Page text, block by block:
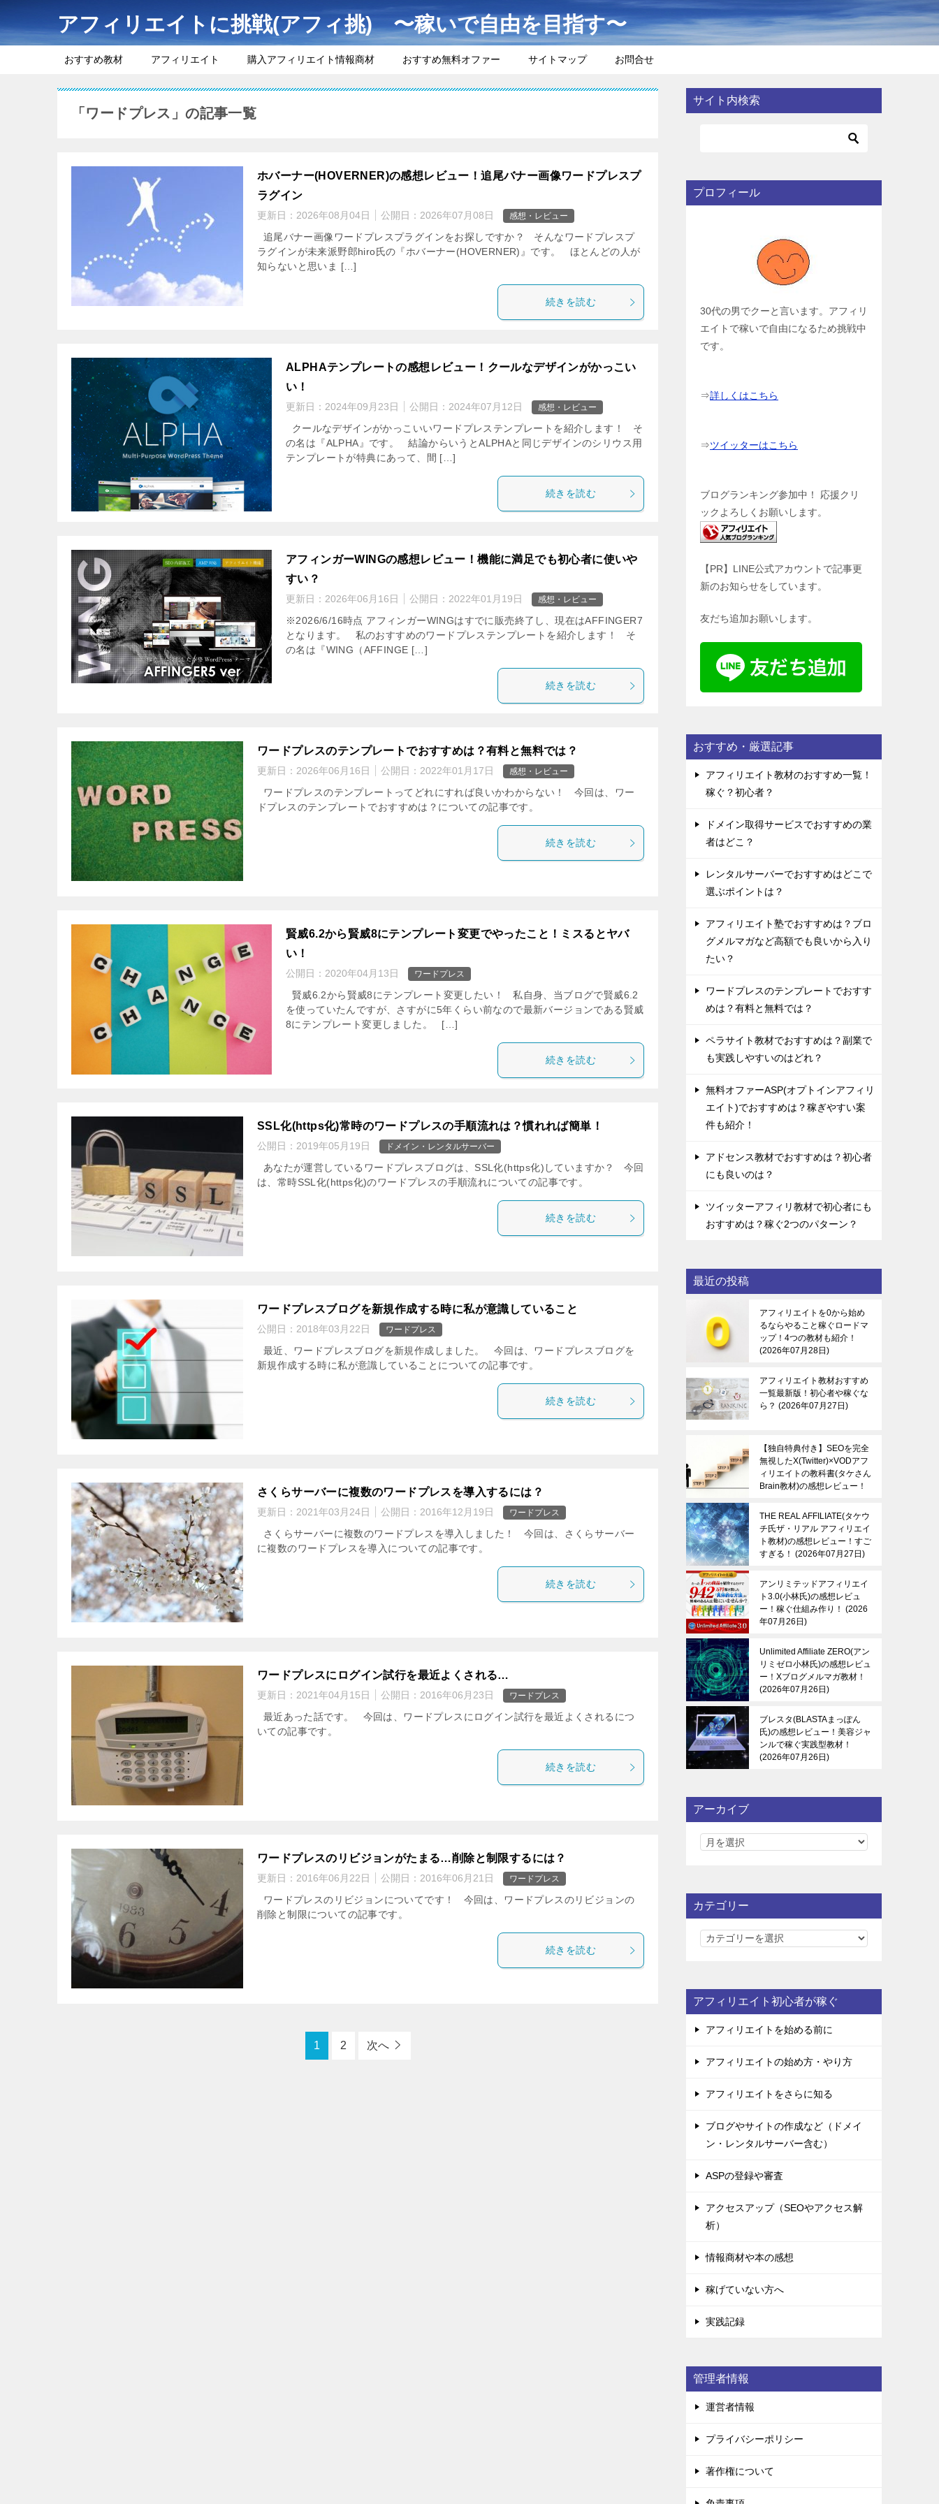
アフィリエイトに挑戦(アフィ挑) 〜稼いで自由を目指す〜
おすすめ教材 アフィリエイト 購入アフィリエイト情報商材 おすすめ無料オファー サイトマップ お問合せ
「ワードプレス」の記事一覧
ホバーナー(HOVERNER)の感想レビュー！追尾バナー画像ワードプレスプ
ラグイン
更新日： 2026年08月04日 公開日： 2026年07月08日 感想・レビュー
追尾バナー画像ワードプレスプラグインをお探しですか？ そんなワードプレスプ
ラグインが未来派野郎hiro氏の『ホバーナー(HOVERNER)』です。 ほとんどの人が
知らないと思いま […]
続きを読む
ALPHAテンプレートの感想レビュー！クールなデザインがかっこい
い！
更新日： 2024年09月23日 公開日： 2024年07月12日 感想・レビュー
クールなデザインがかっこいいワードプレステンプレートを紹介します！ そ
の名は『ALPHA』です。 結論からいうとALPHAと同じデザインのシリウス用
テンプレートが特典にあって、間 […]
続きを読む
アフィンガーWINGの感想レビュー！機能に満足でも初心者に使いや
すい？
更新日： 2026年06月16日 公開日： 2022年01月19日 感想・レビュー
※2026/6/16時点 アフィンガーWINGはすでに販売終了し、現在はAFFINGER7
となります。 私のおすすめのワードプレステンプレートを紹介します！ そ
の名は『WING（AFFINGE […]
続きを読む
ワードプレスのテンプレートでおすすめは？有料と無料では？
更新日： 2026年06月16日 公開日： 2022年01月17日 感想・レビュー
ワードプレスのテンプレートってどれにすれば良いかわからない！ 今回は、ワー
ドプレスのテンプレートでおすすめは？についての記事です。
続きを読む
賢威6.2から賢威8にテンプレート変更でやったこと！ミスるとヤバ
い！
公開日： 2020年04月13日 ワードプレス
賢威6.2から賢威8にテンプレート変更したい！ 私自身、当ブログで賢威6.2
を使っていたんですが、さすがに5年くらい前なので最新バージョンである賢威
8にテンプレート変更しました。 […]
続きを読む
SSL化(https化)常時のワードプレスの手順流れは？慣れれば簡単！
公開日： 2019年05月19日 ドメイン・レンタルサーバー
あなたが運営しているワードプレスブログは、SSL化(https化)していますか？ 今回
は、常時SSL化(https化)のワードプレスの手順流れについての記事です。
続きを読む
ワードプレスブログを新規作成する時に私が意識していること
公開日： 2018年03月22日 ワードプレス
最近、ワードプレスブログを新規作成しました。 今回は、ワードプレスブログを
新規作成する時に私が意識していることについての記事です。
続きを読む
さくらサーバーに複数のワードプレスを導入するには？
更新日： 2021年03月24日 公開日： 2016年12月19日 ワードプレス
さくらサーバーに複数のワードプレスを導入しました！ 今回は、さくらサーバー
に複数のワードプレスを導入についての記事です。
続きを読む
ワードプレスにログイン試行を最近よくされる…
更新日： 2021年04月15日 公開日： 2016年06月23日 ワードプレス
最近あった話です。 今回は、ワードプレスにログイン試行を最近よくされるにつ
いての記事です。
続きを読む
ワードプレスのリビジョンがたまる…削除と制限するには？
更新日： 2016年06月22日 公開日： 2016年06月21日 ワードプレス
ワードプレスのリビジョンについてです！ 今回は、ワードプレスのリビジョンの
削除と制限についての記事です。
続きを読む
1 2 次へ
サイト内検索
プロフィール
30代の男でクーと言います。アフィリ
エイトで稼いで自由になるため挑戦中
です。
⇒詳しくはこちら
⇒ツイッターはこちら
ブログランキング参加中！ 応援クリ
ックよろしくお願いします。
【PR】LINE公式アカウントで記事更
新のお知らせをしています。
友だち追加お願いします。
おすすめ・厳選記事
アフィリエイト教材のおすすめ一覧！
稼ぐ？初心者？
ドメイン取得サービスでおすすめの業
者はどこ？
レンタルサーバーでおすすめはどこで
選ぶポイントは？
アフィリエイト塾でおすすめは？ブロ
グメルマガなど高額でも良いから入り
たい？
ワードプレスのテンプレートでおすす
めは？有料と無料では？
ペラサイト教材でおすすめは？副業で
も実践しやすいのはどれ？
無料オファーASP(オプトインアフィリ
エイト)でおすすめは？稼ぎやすい案
件も紹介！
アドセンス教材でおすすめは？初心者
にも良いのは？
ツイッターアフィリ教材で初心者にも
おすすめは？稼ぐ2つのパターン？
最近の投稿
アフィリエイトを0から始め
るならやること稼ぐロードマ
ップ！4つの教材も紹介！
2026年07月28日
アフィリエイト教材おすすめ
一覧最新版！初心者や稼ぐな
ら？
2026年07月27日
【独自特典付き】SEOを完全
無視したX(Twitter)×VODアフ
ィリエイトの教科書(タケさん
Brain教材)の感想レビュー！
月27日
THE REAL AFFILIATE(タケウ
チ氏ザ・リアル アフィリエイ
ト教材)の感想レビュー！すご
すぎる！
2026年07月27日
アンリミテッドアフィリエイ
ト3.0(小林氏)の感想レビュ
ー！稼ぐ仕組み作り！
2026
年07月26日
Unlimited Affiliate ZERO(アン
リミゼロ小林氏)の感想レビュ
ー！Xブログメルマガ教材！
2026年07月26日
ブレスタ(BLASTAまっぽん
氏)の感想レビュー！美容ジャ
ンルで稼ぐ実践型教材！
2026年07月26日
アーカイブ
カテゴリー
カ
リ
ー
アフィリエイト初心者が稼ぐ
アフィリエイトを始める前に
アフィリエイトの始め方・やり方
アフィリエイトをさらに知る
ブログやサイトの作成など（ドメイ
ン・レンタルサーバー含む）
ASPの登録や審査
アクセスアップ（SEOやアクセス解
析）
情報商材や本の感想
稼げていない方へ
実践記録
管理者情報
運営者情報
プライバシーポリシー
著作権について